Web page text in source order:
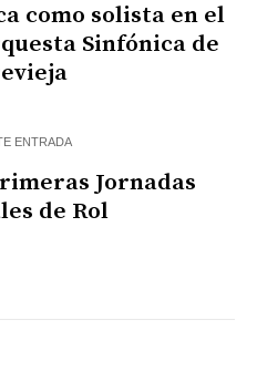
como solista en el
Sinfónica de
ENTRADA
Jornadas
de Rol